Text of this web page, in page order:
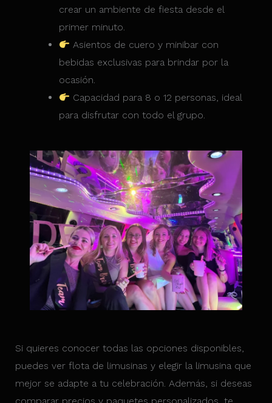
crear un ambiente de fiesta desde el
primer minuto.
Asientos de cuero y minibar con
bebidas exclusivas para brindar por la
ocasión.
Capacidad para 8 o 12 personas, ideal
para disfrutar con todo el grupo.
Si quieres conocer todas las opciones disponibles,
puedes ver flota de limusinas y elegir la limusina que
mejor se adapte a tu celebración. Además, si deseas